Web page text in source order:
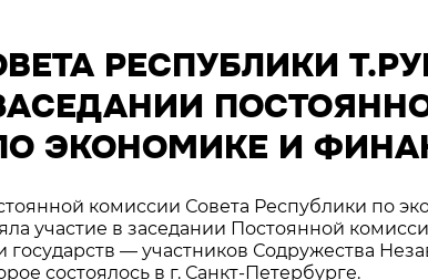
РЕСПУБЛИКИ
ЭКОНОМИКЕ И
комиссии Совета Республики по
участие в заседании Постоянной
— участников Содружества
состоялось в г. Санкт-Петербурге.